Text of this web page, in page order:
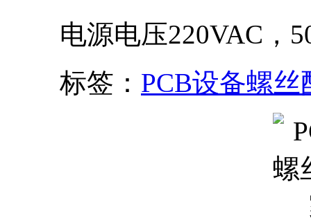
电源电压220VAC，
标签： PCB设备螺丝